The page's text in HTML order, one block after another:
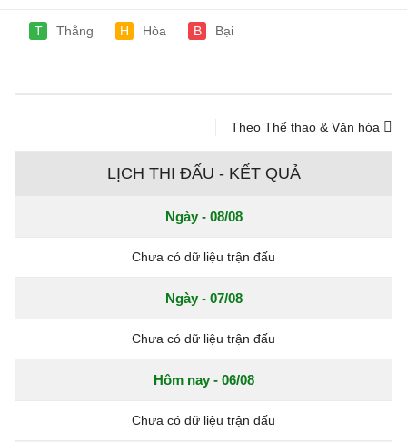
T Thắng H Hòa B Bại
Theo Thể thao & Văn hóa
LỊCH THI ĐẤU - KẾT QUẢ
Ngày - 08/08
Chưa có dữ liệu trận đấu
Ngày - 07/08
Chưa có dữ liệu trận đấu
Hôm nay - 06/08
Chưa có dữ liệu trận đấu